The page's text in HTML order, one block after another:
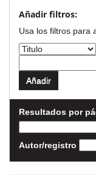
Añadir filtros:
Usa los filtros para
Resultados por
Autor/registro